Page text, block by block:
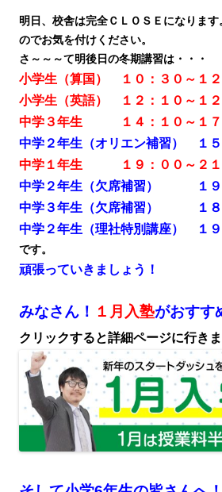
明日、校舎は完全ＣＬＯＳＥになりま
のでお気を付けください。
さ～～～て明後日の冬期講習は・・・
小学生（算国） １０：３０～１２
小学生（英語） １２：１０～１２
中学３年生 １４：１０～１７
中学２年生（オリエン補習） １５
中学１年生 １９：００～２１
中学２年生（欠席補習） １９
中学３年生（欠席補習） １８
中学２年生（理社特別講座） １９
です。
頑張っていきましょう！
みなさん！ １月入塾がおすす
クリックすると詳細ページに行きま